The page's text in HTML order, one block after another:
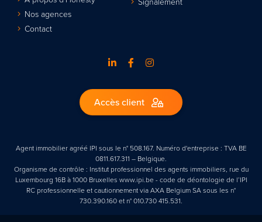
Nos agences
Contact
Accès client
Agent immobilier agréé IPI sous le n° 508.167. Numéro d'entreprise : TVA BE
0811.617.311 – Belgique.
Organisme de contrôle : Institut professionnel des agents immobiliers, rue du
Luxembourg 16B à 1000 Bruxelles www.ipi.be - code de déontologie de l’IPI
RC professionnelle et cautionnement via AXA Belgium SA sous les n°
730.390.160 et n° 010.730 415.531.